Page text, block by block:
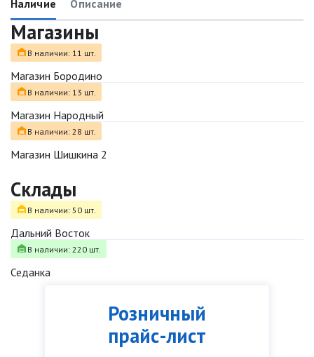
Розничный
прайс-лист
Наличие Описание
Магазины
В наличии: 11 шт.
Магазин Бородино
В наличии: 13 шт.
Магазин Народный
В наличии: 28 шт.
Магазин Шишкина 2
Склады
В наличии: 50 шт.
Дальний Восток
В наличии: 220 шт.
Седанка